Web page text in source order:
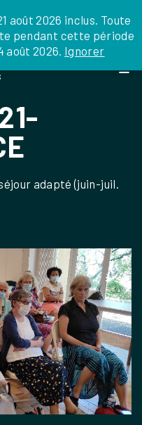
août 2026 inclus. Toute
pendant cette période
août 2026. Ignorer
FRANCE
0 ARTICLE
adapté (juin-juil.